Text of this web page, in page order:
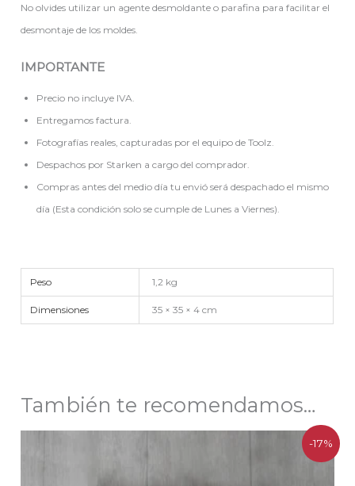
No olvides utilizar un agente desmoldante o parafina para facilitar el
desmontaje de los moldes.
IMPORTANTE
Precio no incluye IVA.
Entregamos factura.
Fotografías reales, capturadas por el equipo de Toolz.
Despachos por Starken a cargo del comprador.
Compras antes del medio día tu envió será despachado el mismo
día (Esta condición solo se cumple de Lunes a Viernes).
Peso 1,2 kg
Dimensiones 35 × 35 × 4 cm
También te recomendamos…
-17%